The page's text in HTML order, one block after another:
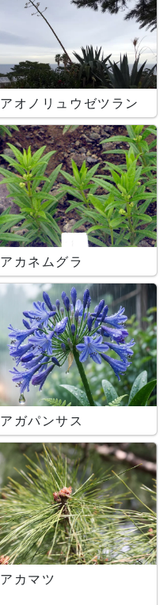
アオノリュウゼツラン
アカネムグラ
アガパンサス
アカマツ